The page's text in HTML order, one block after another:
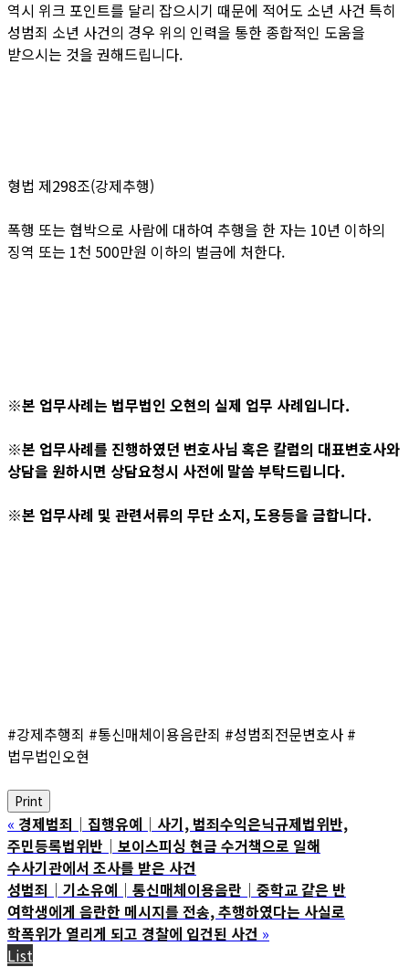
역시 위크 포인트를 달리 잡으시기 때문에 적어도 소년 사건 특히
성범죄 소년 사건의 경우 위의 인력을 통한 종합적인 도움을
받으시는 것을 권해드립니다.
형법 제298조(강제추행)
폭행 또는 협박으로 사람에 대하여 추행을 한 자는 10년 이하의
징역 또는 1천 500만원 이하의 벌금에 처한다.
※본 업무사례는 법무법인 오현의 실제 업무 사례입니다.
※본 업무사례를 진행하였던 변호사님 혹은 칼럼의 대표변호사와
상담을 원하시면 상담요청시 사전에 말씀 부탁드립니다.
※본 업무사례 및 관련서류의 무단 소지, 도용등을 금합니다.
#강제추행죄 #통신매체이용음란죄 #성범죄전문변호사 #
법무법인오현
Print
« 경제범죄│집행유예│사기, 범죄수익은닉규제법위반,
주민등록법위반│보이스피싱 현금 수거책으로 일해
수사기관에서 조사를 받은 사건
성범죄│기소유예│통신매체이용음란│중학교 같은 반
여학생에게 음란한 메시지를 전송, 추행하였다는 사실로
학폭위가 열리게 되고 경찰에 입건된 사건 »
List